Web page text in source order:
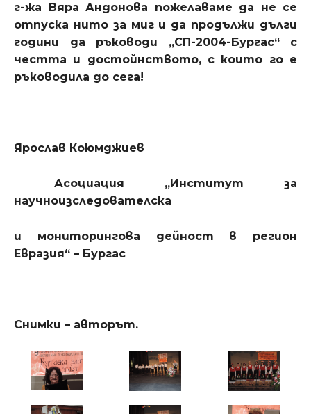
г-жа Вяра Андонова пожелаваме да не се
отпуска нито за миг и да продължи дълги
години да ръководи „СП-2004-Бургас“ с
честта и достойнството, с които го е
ръководила до сега!
Ярослав Коюмджиев
Асоциация „Институт за
научноизследователска
и мониторингова дейност в регион
Евразия“ – Бургас
Снимки – авторът.